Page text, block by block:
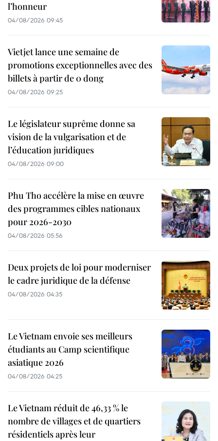
l’honneur
04/08/2026 09:45
Vietjet lance une semaine de
promotions exceptionnelles avec des
billets à partir de 0 dong
04/08/2026 09:25
Le législateur suprême donne sa
vision de la vulgarisation et de
l’éducation juridiques
04/08/2026 09:00
Phu Tho accélère la mise en œuvre
des programmes cibles nationaux
pour 2026-2030
04/08/2026 05:56
Deux projets de loi pour moderniser
le cadre juridique de la défense
04/08/2026 04:35
Le Vietnam envoie ses meilleurs
étudiants au Camp scientifique
asiatique 2026
04/08/2026 04:25
Le Vietnam réduit de 46,33 % le
nombre de villages et de quartiers
résidentiels après leur